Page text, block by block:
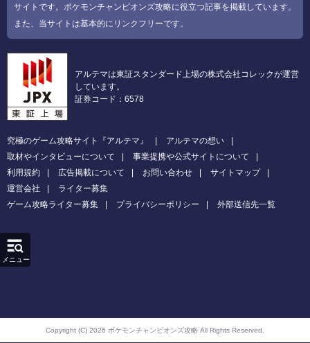
サイトです。ポケモンチャンピオンズ攻略に役立つ記事を掲載しています。
また、当サイトは基本的にリンクフリーです。
アルテマは東証スタンダード上場の株式会社コレックが運営
しています。
証券コード：6578
究極のゲーム攻略サイト『アルテマ』
アルテマの想い
取材やインタビューについて
事業提携や公式サイトについて
利用規約
広告掲載について お問い合わせ
サイトマップ
運営会社
ライター募集
ゲーム攻略ライター募集
プライバシーポリシー 外部送信先一覧
Copyright (C) 2026 ポケモンチャンピオンズ攻略 All Rights Reserved.
メニュー